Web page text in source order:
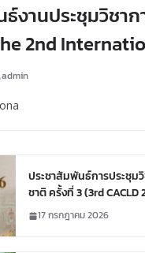
งานประชุมวิชาก
2nd
on Measurement
Applications
admin
ประชาสัมพันธ์การประชุม
ชาติ ครั้งที่ 3 (3rd CACLD
โลกผี: พิธีกรรม ความเชื่อ
เล่าจากท้องถิ่นและเอกสาร
17 กรกฎาคม 2026